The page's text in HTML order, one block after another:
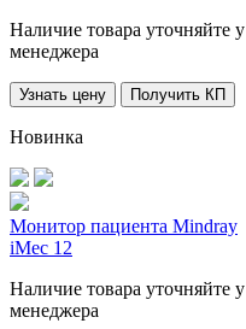
Наличие товара уточняйте у
менеджера
Узнать цену Получить КП
Новинка
Монитор пациента Mindray
iMec 12
Наличие товара уточняйте у
менеджера